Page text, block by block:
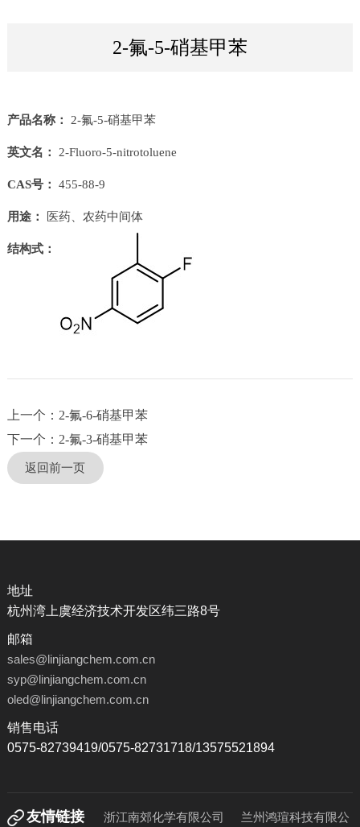
2-氟-5-硝基甲苯
产品名称： 2-氟-5-硝基甲苯
英文名： 2-Fluoro-5-nitrotoluene
CAS号： 455-88-9
用途： 医药、农药中间体
结构式：
上一个：2-氟-6-硝基甲苯
下一个：2-氟-3-硝基甲苯
返回前一页
地址
杭州湾上虞经济技术开发区纬三路8号
邮箱
sales@linjiangchem.com.cn
syp@linjiangchem.com.cn
oled@linjiangchem.com.cn
销售电话
0575-82739419/0575-82731718/13575521894
友情链接 浙江南郊化学有限公司 兰州鸿瑄科技有限公